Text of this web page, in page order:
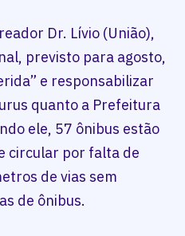
Dr. Lívio (União),
previsto para agosto,
e responsabilizar
quanto a Prefeitura
ele, 57 ônibus estão
circular por falta de
de vias sem
de ônibus.